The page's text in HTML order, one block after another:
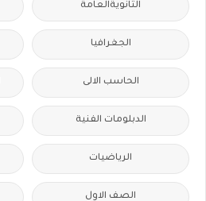
الثانويةالعامة
الجغرافيا
الحاسب الالى
الدبلومات الفنية
الرياضيات
الصف الاول